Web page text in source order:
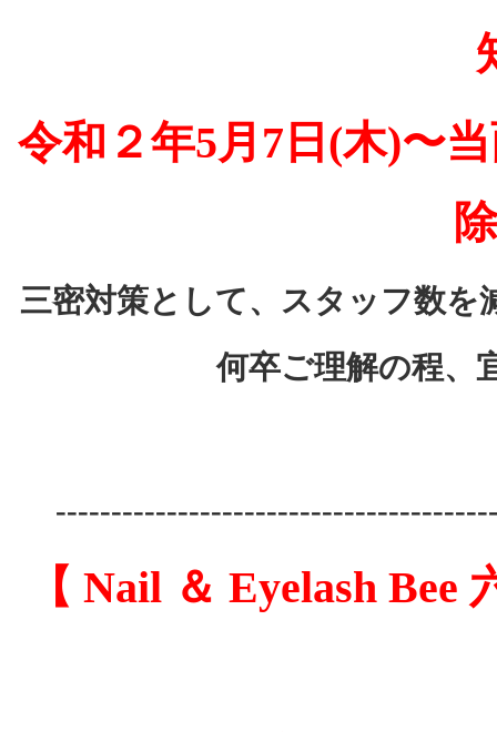
令和２年5月7日(木)〜
三密対策として、スタッフ数を
何卒ご理解の程、
【 Nail ＆ Eyelash